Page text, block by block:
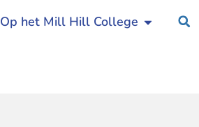
Op het Mill Hill College